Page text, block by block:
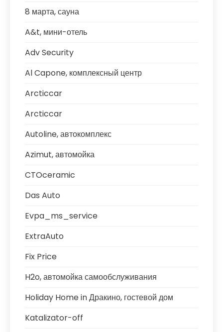
8 марта, сауна
A&t, мини-отель
Adv Security
Al Capone, комплексный центр
Arcticcar
Arcticcar
Autoline, автокомплекс
Azimut, автомойка
CTOceramic
Das Auto
Evpa_ms_service
ExtraAuto
Fix Price
H2o, автомойка самообслуживания
Holiday Home in Дракино, гостевой дом
Katalizator-off